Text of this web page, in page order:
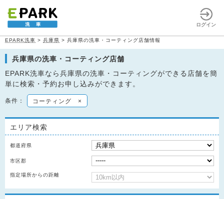
ログイン
EPARK洗車 > 兵庫県 > 兵庫県の洗車・コーティング店舗情報
兵庫県の洗車・コーティング店舗
EPARK洗車なら兵庫県の洗車・コーティングができる店舗を簡
単に検索・予約お申し込みができます。
条件： コーティング ×
エリア検索
都道府県
市区郡
指定場所からの距離